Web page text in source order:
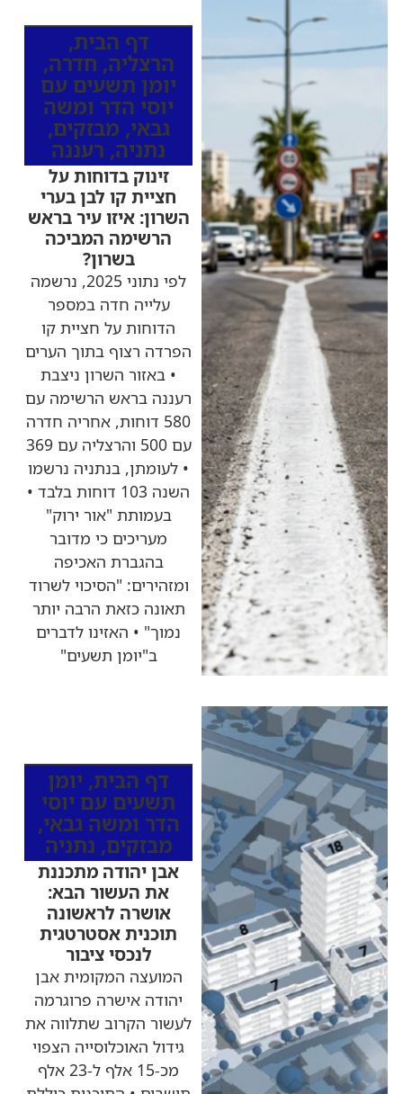
דף הבית,
הרצליה, חדרה,
יומן תשעים עם
יוסי הדר ומשה
גבאי, מבזקים,
נתניה, רעננה
זינוק בדוחות על
חציית קו לבן בערי
השרון: איזו עיר בראש
הרשימה המביכה
בשרון?
לפי נתוני 2025, נרשמה
עלייה חדה במספר
הדוחות על חציית קו
הפרדה רצוף בתוך הערים
• באזור השרון ניצבת
רעננה בראש הרשימה עם
580 דוחות, אחריה חדרה
עם 500 והרצליה עם 369
• לעומתן, בנתניה נרשמו
השנה 103 דוחות בלבד •
בעמותת "אור ירוק"
מעריכים כי מדובר
בהגברת האכיפה
ומזהירים: "הסיכוי לשרוד
תאונה כזאת הרבה יותר
נמוך" • האזינו לדברים
ב"יומן תשעים"
דף הבית, יומן
תשעים עם יוסי
הדר ומשה גבאי,
מבזקים, נתניה
אבן יהודה מתכננת
את העשור הבא:
אושרה לראשונה
תוכנית אסטרטגית
לנכסי ציבור
המועצה המקומית אבן
יהודה אישרה פרוגרמה
לעשור הקרוב שתלווה את
גידול האוכלוסייה הצפוי
מכ-15 אלף ל-23 אלף